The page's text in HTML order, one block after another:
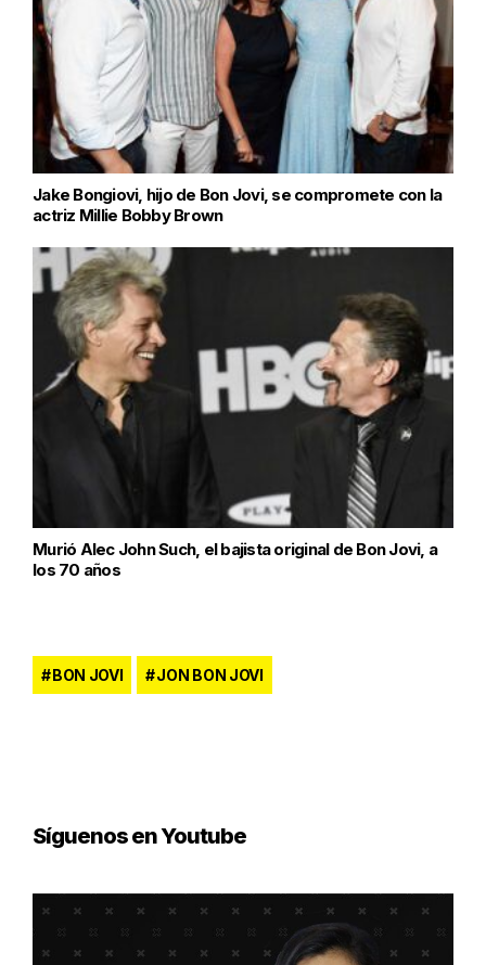
Jake Bongiovi, hijo de Bon Jovi, se compromete con la
actriz Millie Bobby Brown
Murió Alec John Such, el bajista original de Bon Jovi, a
los 70 años
BON JOVI JON BON JOVI
Síguenos en Youtube